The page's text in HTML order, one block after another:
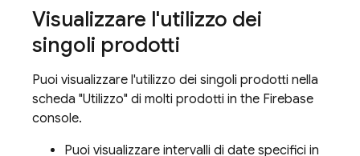
Visualizzare l'utilizzo dei
singoli prodotti
Puoi visualizzare l'utilizzo dei singoli prodotti nella
scheda "Utilizzo" di molti prodotti in the Firebase
console.
Puoi visualizzare intervalli di date specifici in